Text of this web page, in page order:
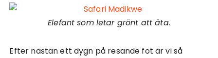
Elefant som letar grönt att äta.
Efter nästan ett dygn på resande fot är vi så